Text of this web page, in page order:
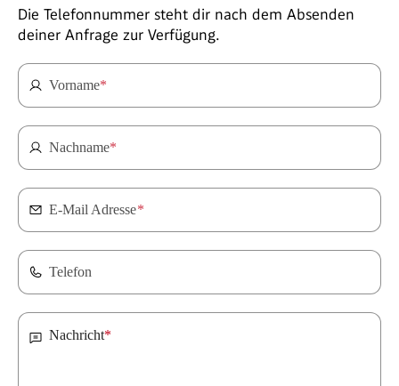
Die Telefonnummer steht dir nach dem Absenden
deiner Anfrage zur Verfügung.
Vorname*
Nachname*
E-Mail Adresse*
Telefon
Nachricht*